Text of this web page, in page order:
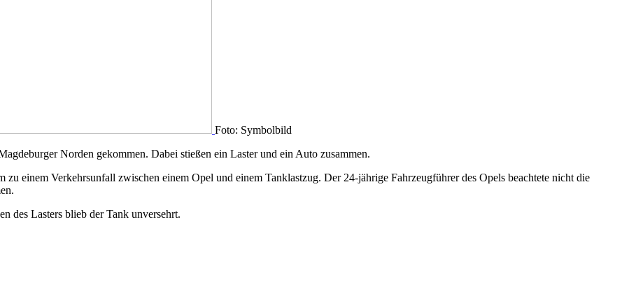
Foto: Symbolbild
Norden gekommen. Dabei stießen ein Laster und ein Auto zusammen.
einem Verkehrsunfall zwischen einem Opel und einem Tanklastzug. Der 24-jährige Fahrzeugführer des Opels beachtete nicht die
des Lasters blieb der Tank unversehrt.